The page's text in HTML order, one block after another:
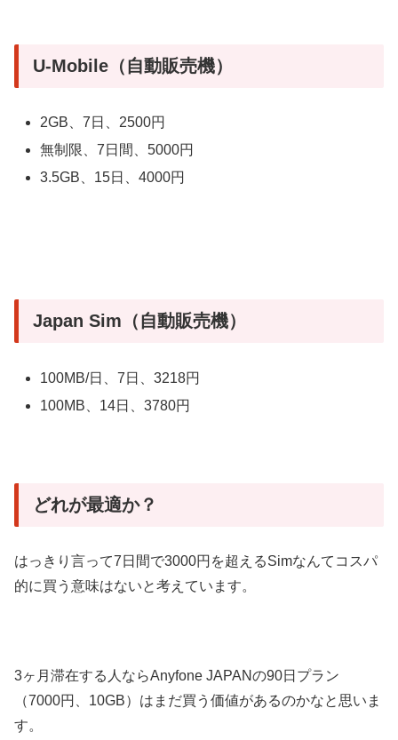
U-Mobile（自動販売機）
2GB、7日、2500円
無制限、7日間、5000円
3.5GB、15日、4000円
Japan Sim（自動販売機）
100MB/日、7日、3218円
100MB、14日、3780円
どれが最適か？
はっきり言って7日間で3000円を超えるSimなんてコスパ
的に買う意味はないと考えています。
3ヶ月滞在する人ならAnyfone JAPANの90日プラン
（7000円、10GB）はまだ買う価値があるのかなと思いま
す。